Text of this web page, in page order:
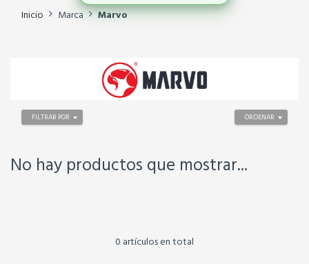
Inicio Marca Marvo
ORDENAR
FILTRAR POR
No hay productos que mostrar...
0 artículos en total